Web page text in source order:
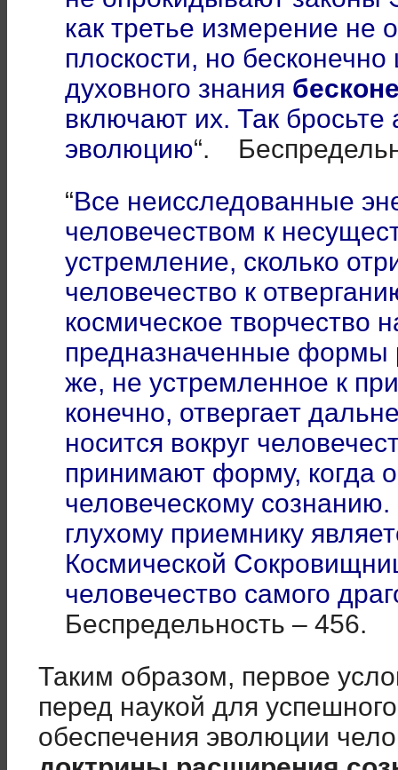
как третье измерение не
плоскости, но
духовного знания
включают их. Так бросьте
эволюцию“.
“Все неисследованные
человечеством к
устремление, сколько
человечество к
космическое творчество
предназначенные формы
же, не устремленное к
конечно, отвергает
носится вокруг
принимают форму, когда
человеческому
глухому приемнику
Космической
человечество самого
Беспредельность – 456.
Таким образом, первое
перед наукой для
обеспечения эволюции